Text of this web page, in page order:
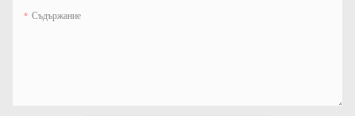
Съдържание